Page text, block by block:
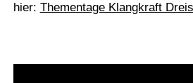
hier: Thementage Klangkraft